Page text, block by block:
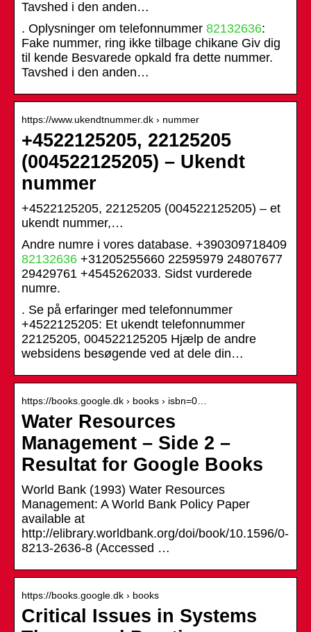
Tavshed i den anden…
. Oplysninger om telefonnummer 82132636:
Fake nummer, ring ikke tilbage chikane Giv dig
til kende Besvarede opkald fra dette nummer.
Tavshed i den anden…
https://www.ukendtnummer.dk › nummer
+4522125205, 22125205
(004522125205) – Ukendt
nummer
+4522125205, 22125205 (004522125205) – et
ukendt nummer,…
Andre numre i vores database. +390309718409
82132636 +31205255660 22595979 24807677
29429761 +4545262033. Sidst vurderede
numre.
. Se på erfaringer med telefonnummer
+4522125205: Et ukendt telefonnummer
22125205, 004522125205 Hjælp de andre
websidens besøgende ved at dele din…
https://books.google.dk › books › isbn=0…
Water Resources
Management – Side 2 –
Resultat for Google Books
World Bank (1993) Water Resources
Management: A World Bank Policy Paper
available at
http://elibrary.worldbank.org/doi/book/10.1596/0-
8213-2636-8 (Accessed …
https://books.google.dk › books
Critical Issues in Systems